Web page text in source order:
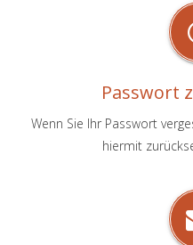
Passwort
Wenn Sie Ihr Passwort
hiermit